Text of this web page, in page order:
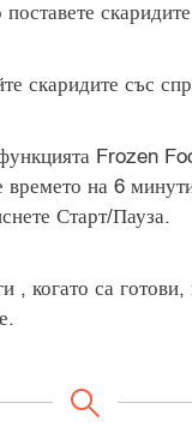
поставете
скаридите със
Frozen
времето на 6
Старт/Пауза.
, когато са готови,